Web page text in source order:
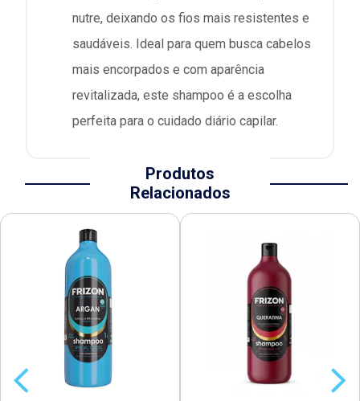
nutre, deixando os fios mais resistentes e
saudáveis. Ideal para quem busca cabelos
mais encorpados e com aparência
revitalizada, este shampoo é a escolha
perfeita para o cuidado diário capilar.
Produtos
Relacionados